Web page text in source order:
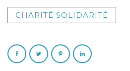
CHARITÉ SOLIDARITÉ